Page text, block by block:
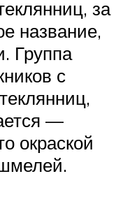
за
название,
Группа
с
—
окраской